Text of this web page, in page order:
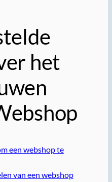
het
een webshop te
van een webshop